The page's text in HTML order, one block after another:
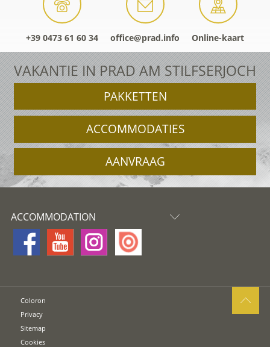
+39 0473 61 60 34 office@prad.info Online-kaart
VAKANTIE IN PRAD AM STILFSERJOCH
PAKKETTEN
ACCOMMODATIES
AANVRAAG
ACCOMMODATION
Coloron
Privacy
Sitemap
Cookies